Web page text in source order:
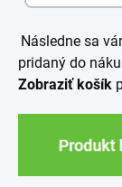
Následne sa
pridaný do
Zobraziť košík